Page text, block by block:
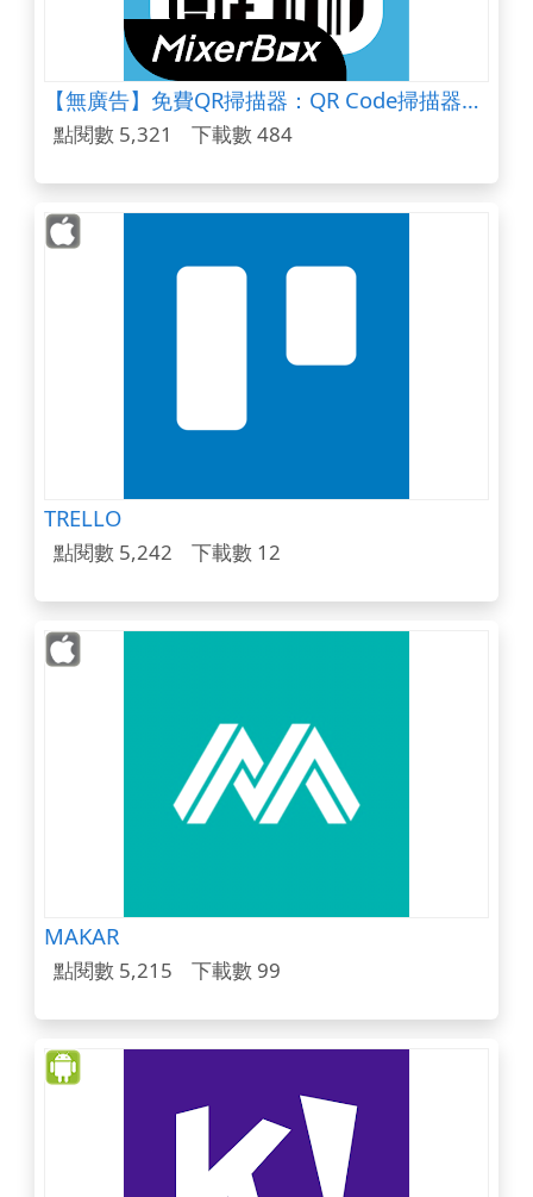
【無廣告】免費QR掃描器：QR Code掃描器中文版
點閱數 5,321 下載數 484
TRELLO
點閱數 5,242 下載數 12
MAKAR
點閱數 5,215 下載數 99